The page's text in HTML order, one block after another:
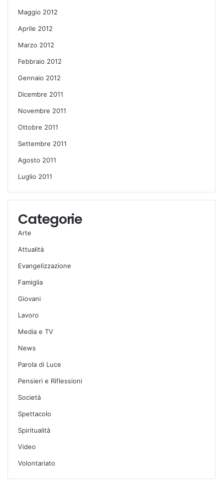
Maggio 2012
Aprile 2012
Marzo 2012
Febbraio 2012
Gennaio 2012
Dicembre 2011
Novembre 2011
Ottobre 2011
Settembre 2011
Agosto 2011
Luglio 2011
Categorie
Arte
Attualità
Evangelizzazione
Famiglia
Giovani
Lavoro
Media e TV
News
Parola di Luce
Pensieri e Riflessioni
Società
Spettacolo
Spiritualità
Video
Volontariato